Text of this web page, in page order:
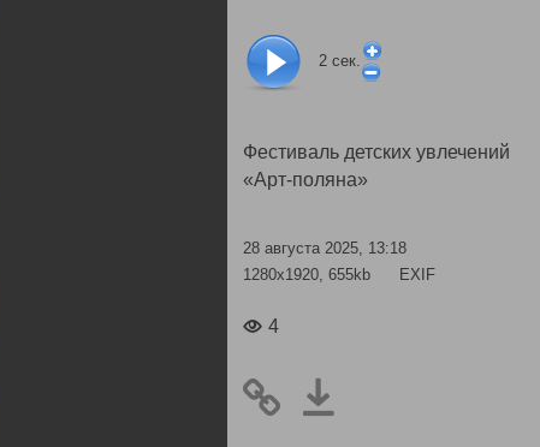
2 сек.
Фестиваль детских увлечений
«Арт-поляна»
28 августа 2025, 13:18
1280x1920, 655kb
EXIF
4